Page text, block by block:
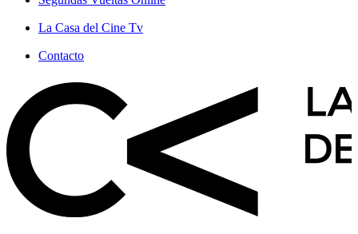
La Casa del Cine Tv
Contacto